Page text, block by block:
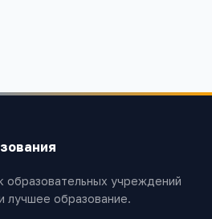
образовательных учреждений
лучшее образование.